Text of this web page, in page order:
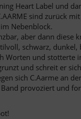
Heart Label und
sind zurück
Nebenblock.
aber dann diese
schwarz, dunkel,
Worten und stotterte
und schreit er
sich C.Aarme an
provoziert und